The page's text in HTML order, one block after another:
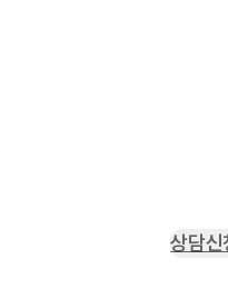
상담신